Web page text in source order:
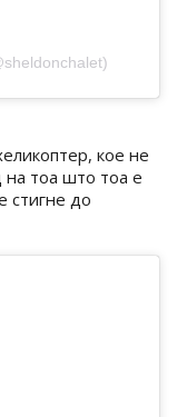
кое не
на тоа што тоа е
стигне до